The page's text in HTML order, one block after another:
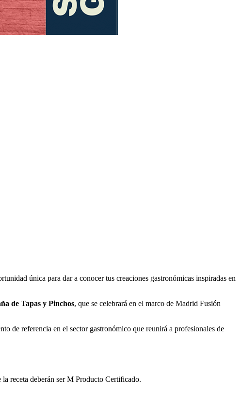
única para dar a conocer tus creaciones gastronómicas inspiradas en
de Tapas y Pinchos, que se celebrará en el marco de Madrid Fusión
de referencia en el sector gastronómico que reunirá a profesionales de
receta deberán ser M Producto Certificado.